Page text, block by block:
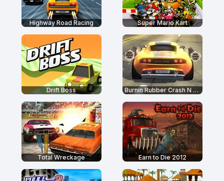
Highway Road Racing Super Mario Kart
Drift Boss Burnin Rubber Crash N Burn
Total Wreckage Earn to Die 2012